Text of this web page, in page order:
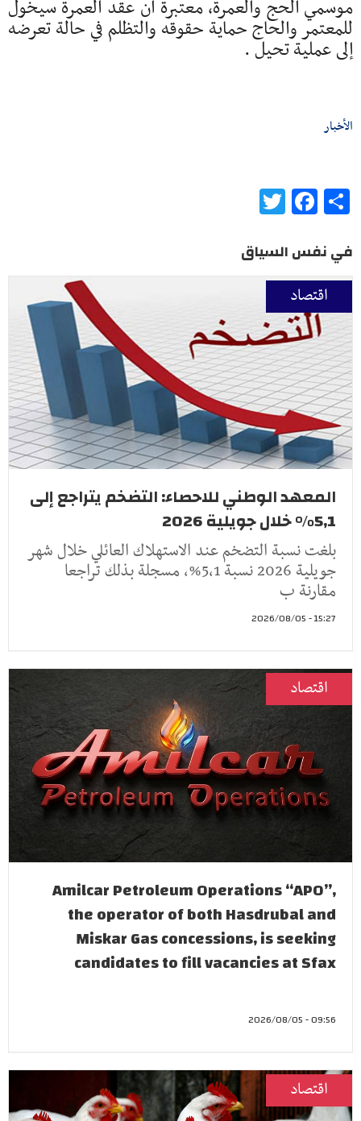
موسمي الحج والعمرة، معتبرة أن عقد العمرة سيخول
للمعتمر والحاج حماية حقوقه والتظلم في حالة تعرضه
إلى عملية تحيل .
الأخبار
Share
Facebook
في نفس السياق
اقتصاد
المعهد الوطني للاحصاء: التضخم يتراجع إلى
5,1% خلال جويلية 2026
بلغت نسبة التضخم عند الاستهلاك العائلي خلال شهر
جويلية 2026 نسبة 5,1%، مسجلة بذلك تراجعا
مقارنة ب
15:27 - 2026/08/05
اقتصاد
Amilcar Petroleum Operations “APO”,
the operator of both Hasdrubal and
Miskar Gas concessions, is seeking
candidates to fill vacancies at Sfax
09:56 - 2026/08/05
اقتصاد